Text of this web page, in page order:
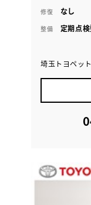
修復 なし
整備 定期点
埼玉トヨペッ